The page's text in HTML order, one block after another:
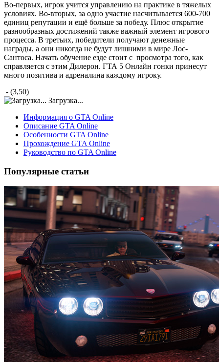
Во-первых, игрок учится управлению на практике в тяжелых
условиях. Во-вторых, за одно участие насчитывается 600-700
единиц репутации и ещё больше за победу. Плюс открытие
разнообразных достижений также важный элемент игрового
процесса. В третьих, победители получают денежные
награды, а они никогда не будут лишними в мире Лос-
Сантоса. Начать обучение езде стоит с просмотра того, как
справляется с этим Дилерон. ГТА 5 Онлайн гонки принесут
много позитива и адреналина каждому игроку.
- (3,50)
Загрузка...
Информация о GTA Online
Описание GTA Online
Особенности GTA Online
Прохождение GTA Online
Руководство по GTA Online
Популярные статьи